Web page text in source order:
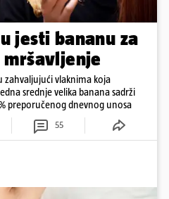
jesti bananu za
zahvaljujući vlaknima koja
srednje velika banana sadrži
preporučenog dnevnog unosa
55